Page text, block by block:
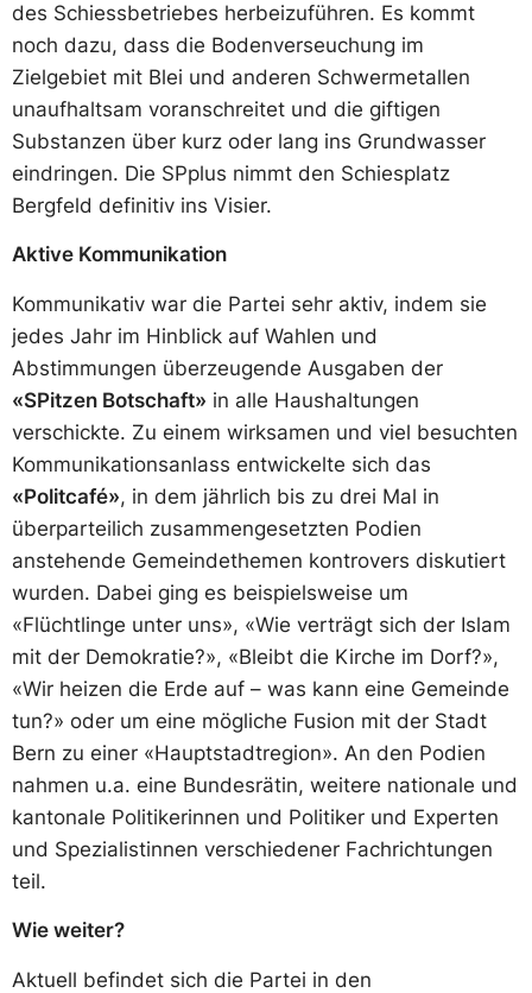
des Schiessbetriebes herbeizuführen. Es kommt
noch dazu, dass die Bodenverseuchung im
Zielgebiet mit Blei und anderen Schwermetallen
unaufhaltsam voranschreitet und die giftigen
Substanzen über kurz oder lang ins Grundwasser
eindringen. Die SPplus nimmt den Schiesplatz
Bergfeld definitiv ins Visier.
Aktive Kommunikation
Kommunikativ war die Partei sehr aktiv, indem sie
jedes Jahr im Hinblick auf Wahlen und
Abstimmungen überzeugende Ausgaben der
«SPitzen Botschaft» in alle Haushaltungen
verschickte. Zu einem wirksamen und viel besuchten
Kommunikationsanlass entwickelte sich das
«Politcafé», in dem jährlich bis zu drei Mal in
überparteilich zusammengesetzten Podien
anstehende Gemeindethemen kontrovers diskutiert
wurden. Dabei ging es beispielsweise um
«Flüchtlinge unter uns», «Wie verträgt sich der Islam
mit der Demokratie?», «Bleibt die Kirche im Dorf?»,
«Wir heizen die Erde auf – was kann eine Gemeinde
tun?» oder um eine mögliche Fusion mit der Stadt
Bern zu einer «Hauptstadtregion». An den Podien
nahmen u.a. eine Bundesrätin, weitere nationale und
kantonale Politikerinnen und Politiker und Experten
und Spezialistinnen verschiedener Fachrichtungen
teil.
Wie weiter?
Aktuell befindet sich die Partei in den